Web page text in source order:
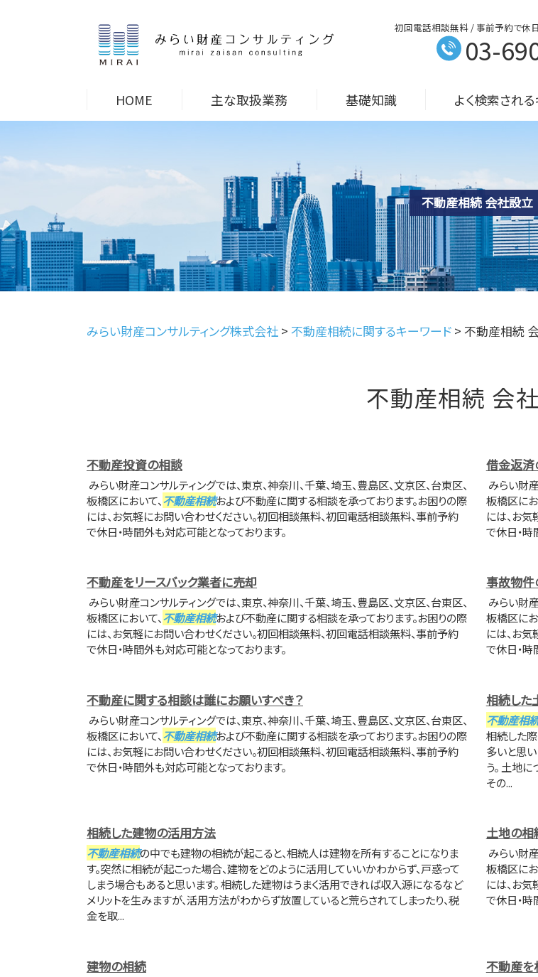
不動産相続 会社設立
初回電話相談無料 / 事前予約で休
03-
HOME 主な取扱業務 基礎知識 よく検索され
みらい財産コンサルティング株式会社 > 不動産相続に関するキーワード > 不動産相続
不動産相続 会
不動産投資の相談
みらい財産コンサルティングでは、東京、神奈川、千葉、埼玉、豊島区、文京区、台東区、
板橋区において、不動産相続および不動産に関する相談を承っております。お困りの際
には、お気軽にお問い合わせください。初回相談無料、初回電話相談無料、事前予約
で休日・時間外も対応可能となっております。
借金返済
みらい財
板橋区にお
には、お
で休日・時
不動産をリースバック業者に売却
みらい財産コンサルティングでは、東京、神奈川、千葉、埼玉、豊島区、文京区、台東区、
板橋区において、不動産相続および不動産に関する相談を承っております。お困りの際
には、お気軽にお問い合わせください。初回相談無料、初回電話相談無料、事前予約
で休日・時間外も対応可能となっております。
事故物件
みらい財
板橋区にお
には、お
で休日・時
不動産に関する相談は誰にお願いすべき？
みらい財産コンサルティングでは、東京、神奈川、千葉、埼玉、豊島区、文京区、台東区、
板橋区において、不動産相続および不動産に関する相談を承っております。お困りの際
には、お気軽にお問い合わせください。初回相談無料、初回電話相談無料、事前予約
で休日・時間外も対応可能となっております。
相続した
不動産相
相続した
多いと思
う。 土地
その...
相続した建物の活用方法
不動産相続の中でも建物の相続が起こると、相続人は建物を所有することになりま
す。突然に相続が起こった場合、建物をどのように活用していいかわからず、戸惑って
しまう場合もあると思います。 相続した建物はうまく活用できれば収入源になるなど
メリットを生みますが、活用方法がわからず放置していると荒らされてしまったり、税
金を取...
土地の相
みらい財
板橋区にお
には、お
で休日・時
建物の相続 不動産を